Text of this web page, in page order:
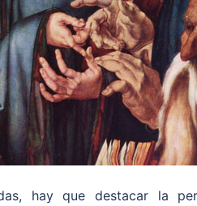
hay que destacar la